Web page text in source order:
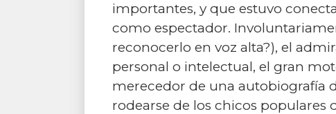
importantes, y que estuvo
como espectador.
reconocerlo en voz alta?), el
personal o intelectual, el gran
merecedor de una autobiografía
rodearse de los chicos populares